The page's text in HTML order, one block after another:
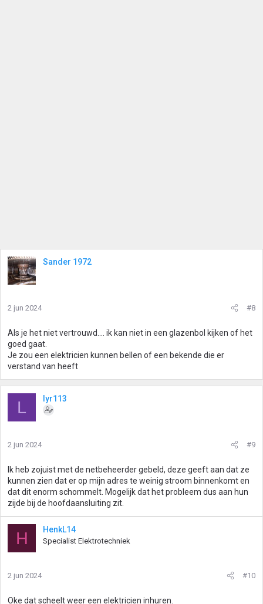
Sander 1972
2 jun 2024 #8
Als je het niet vertrouwd.... ik kan niet in een glazenbol kijken of het
goed gaat.
Je zou een elektricien kunnen bellen of een bekende die er
verstand van heeft
L lyr113
2 jun 2024 #9
Ik heb zojuist met de netbeheerder gebeld, deze geeft aan dat ze
kunnen zien dat er op mijn adres te weinig stroom binnenkomt en
dat dit enorm schommelt. Mogelijk dat het probleem dus aan hun
zijde bij de hoofdaansluiting zit.
H HenkL14
Specialist Elektrotechniek
2 jun 2024 #10
Oke dat scheelt weer een elektricien inhuren.